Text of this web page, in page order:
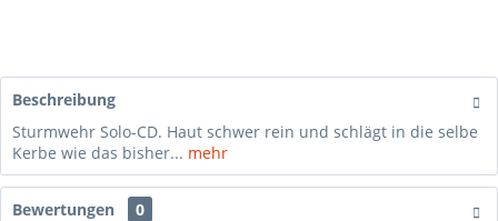
Beschreibung
Sturmwehr Solo-CD. Haut schwer rein und schlägt in die selbe
Kerbe wie das bisher... mehr
Bewertungen
0